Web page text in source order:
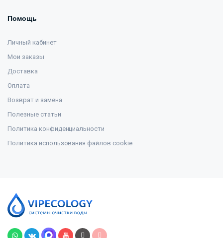
Помощь
Личный кабинет
Мои заказы
Доставка
Оплата
Возврат и замена
Полезные статьи
Политика конфиденциальности
Политика использования файлов cookie